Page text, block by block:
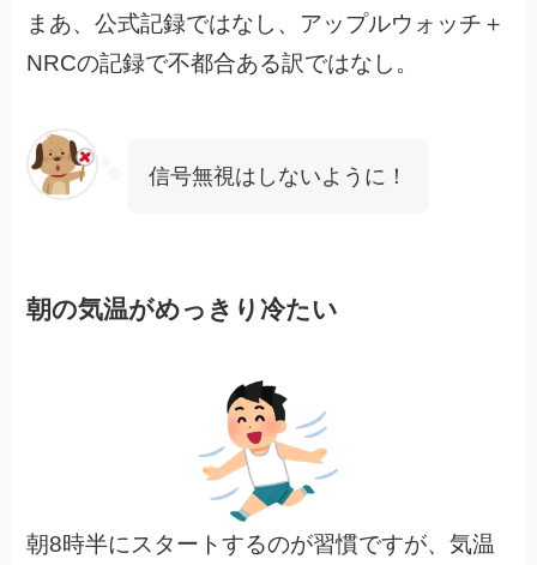
まあ、公式記録ではなし、アップルウォッチ＋
NRCの記録で不都合ある訳ではなし。
信号無視はしないように！
朝の気温がめっきり冷たい
朝8時半にスタートするのが習慣ですが、気温